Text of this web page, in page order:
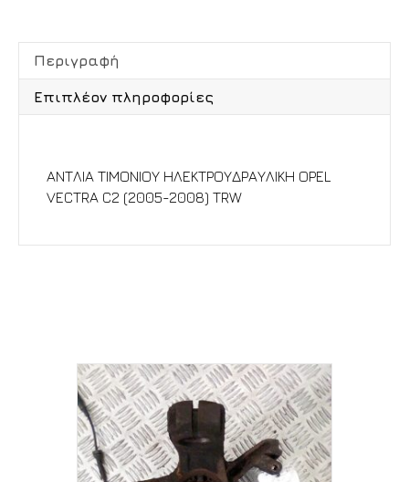
Περιγραφή
Επιπλέον πληροφορίες
ΑΝΤΛΙΑ ΤΙΜΟΝΙΟΥ ΗΛΕΚΤΡΟΥΔΡΑΥΛΙΚΗ OPEL
VECTRA C2 (2005-2008) TRW